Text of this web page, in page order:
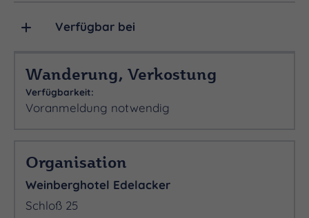
Verfügbar bei
Wanderung, Verkostung
Verfügbarkeit:
Voranmeldung notwendig
Organisation
Weinberghotel Edelacker
Schloß 25